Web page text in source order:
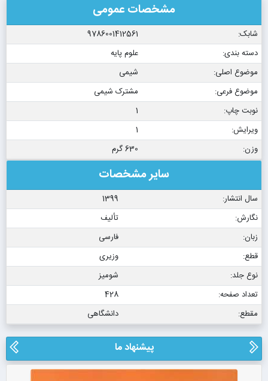
مشخصات عمومی
شابک:
9786001412561
دسته بندی:
علوم پایه
موضوع اصلی:
شیمی
موضوع فرعی:
مشترک شیمی
نوبت چاپ:
1
ویرایش:
1
وزن:
630 گرم
سایر مشخصات
سال انتشار:
1399
نگارش:
تألیف
زبان:
فارسی
قطع:
وزیری
نوع جلد:
شومیز
تعداد صفحه:
428
مقطع:
دانشگاهی
پیشنهاد ما